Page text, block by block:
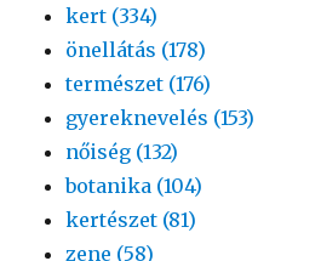
kert (334)
önellátás (178)
természet (176)
gyereknevelés (153)
nőiség (132)
botanika (104)
kertészet (81)
zene (58)